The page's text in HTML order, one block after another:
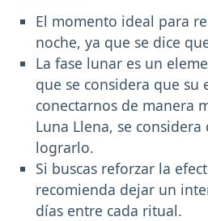
El momento ideal para
noche, ya que se dice
La fase lunar es un
que se considera que su
conectarnos de manera
Luna Llena, se considera
lograrlo.
Si buscas reforzar la
recomienda dejar un
días entre cada ritual.